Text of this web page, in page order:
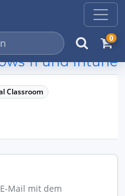
0
11 und Intune
Classroom
Mail mit dem